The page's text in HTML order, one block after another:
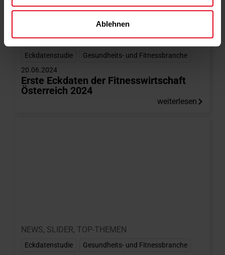
Ablehnen
NEWS,SLIDER,TOP-THEMEN
Eckdatenstudie
Gesundheits- und Fitnessbranche
20.06.2024
Erste Eckdaten der Fitnesswirtschaft
Österreich 2024
weiterlesen
NEWS, SLIDER, TOP-THEMEN
Eckdatenstudie
Gesundheits- und Fitnessbranche